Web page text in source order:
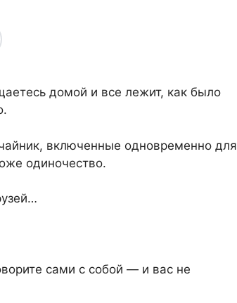
домой и все лежит, как было
включенные одновременно для
одиночество.
сами с собой — и вас не